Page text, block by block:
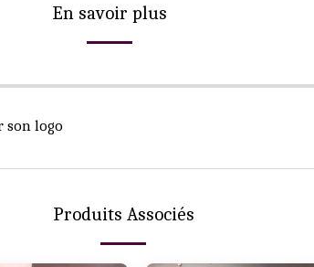
En savoir plus
son logo
Produits Associés